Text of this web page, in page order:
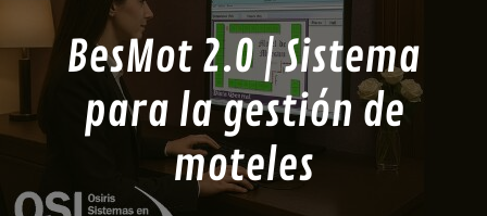
BesMot 2.0 | Sistema
para la gestión de
moteles